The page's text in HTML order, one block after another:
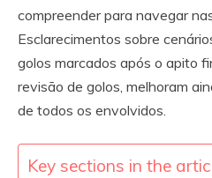
compreender para navegar
Esclarecimentos sobre
golos marcados após o apito
revisão de golos, melhoram
de todos os envolvidos.
Key sections in the